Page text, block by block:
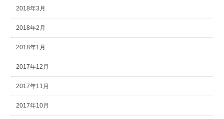
2018年3月
2018年2月
2018年1月
2017年12月
2017年11月
2017年10月